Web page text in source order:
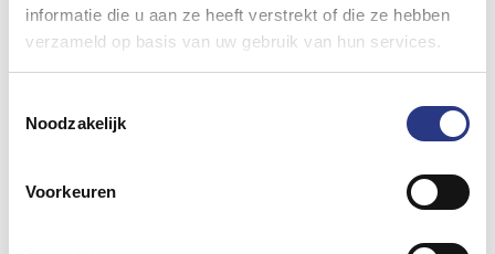
informatie die u aan ze heeft verstrekt of die ze hebben
verzameld op basis van uw gebruik van hun services.
Noodzakelijk
Voorkeuren
toiletvoorzieningen (ook mindervalide) bij ons
huren.
Bekijk alle inrichtingsmogelijkheden »
Tent opbouwen in
Maastricht